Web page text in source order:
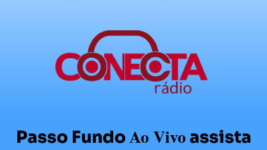
Passo FundoAo Vivoassista